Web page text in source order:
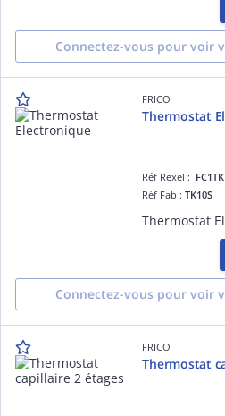
Connectez-vous pour voir
FRICO
Thermostat
Réf Rexel :
Réf Fab :TK10S
Thermostat
Connectez-vous pour voir
FRICO
Thermostat